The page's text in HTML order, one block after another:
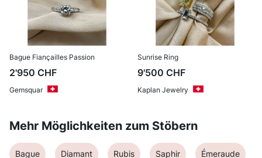
Bague Fiançailles Passion
2'950 CHF
Gemsquar
Sunrise Ring
9'500 CHF
Kaplan Jewelry
Mehr Möglichkeiten zum Stöbern
Bague Diamant Rubis Saphir Émeraude